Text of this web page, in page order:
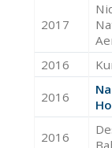
2017
2016
2016
2016